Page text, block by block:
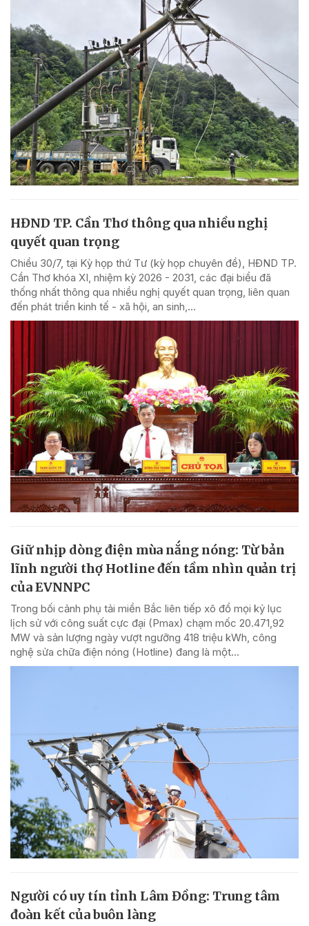
HĐND TP. Cần Thơ thông qua nhiều nghị
quyết quan trọng
Chiều 30/7, tại Kỳ họp thứ Tư (kỳ họp chuyên đề), HĐND TP.
Cần Thơ khóa XI, nhiệm kỳ 2026 - 2031, các đại biểu đã
thống nhất thông qua nhiều nghị quyết quan trọng, liên quan
đến phát triển kinh tế - xã hội, an sinh,...
Giữ nhịp dòng điện mùa nắng nóng: Từ bản
lĩnh người thợ Hotline đến tầm nhìn quản trị
của EVNNPC
Trong bối cảnh phụ tải miền Bắc liên tiếp xô đổ mọi kỷ lục
lịch sử với công suất cực đại (Pmax) chạm mốc 20.471,92
MW và sản lượng ngày vượt ngưỡng 418 triệu kWh, công
nghệ sửa chữa điện nóng (Hotline) đang là một...
Người có uy tín tỉnh Lâm Đồng: Trung tâm
đoàn kết của buôn làng